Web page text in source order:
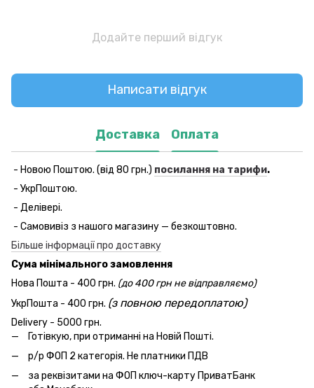
Додайте перший відгук
Написати відгук
Доставка Оплата
- Новою Поштою. (від 80 грн.) посилання на тарифи.
- УкрПоштою.
- Делівері.
- Самовивіз з нашого магазину — безкоштовно.
Більше інформації про доставку
Сума мінімального замовлення
Нова Пошта - 400 грн. (до 400 грн не відправляємо)
УкрПошта - 400 грн. (з повною передоплатою)
Delivery - 5000 грн.
Готівкую, при отриманні на Новій Пошті.
р/р ФОП 2 категорія. Не платники ПДВ
за реквізитами на ФОП ключ-карту ПриватБанк